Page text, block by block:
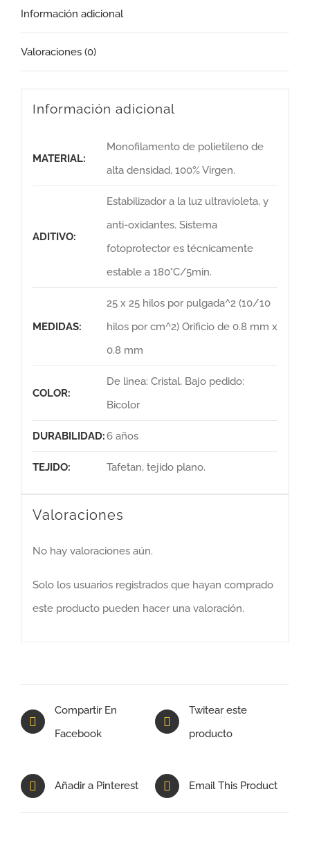
Información adicional
Valoraciones (0)
Información adicional
MATERIAL:
Monofilamento de polietileno de
alta densidad, 100% Virgen.
ADITIVO:
Estabilizador a la luz ultravioleta, y
anti-oxidantes. Sistema
fotoprotector es técnicamente
estable a 180°C/5min.
MEDIDAS:
25 x 25 hilos por pulgada^2 (10/10
hilos por cm^2) Orificio de 0.8 mm x
0.8 mm
COLOR:
De linea: Cristal, Bajo pedido:
Bicolor
DURABILIDAD:6 años
TEJIDO: Tafetan, tejido plano.
Valoraciones
No hay valoraciones aún.
Solo los usuarios registrados que hayan comprado
este producto pueden hacer una valoración.
Compartir En
Facebook
Twitear este
producto
Añadir a Pinterest Email This Product